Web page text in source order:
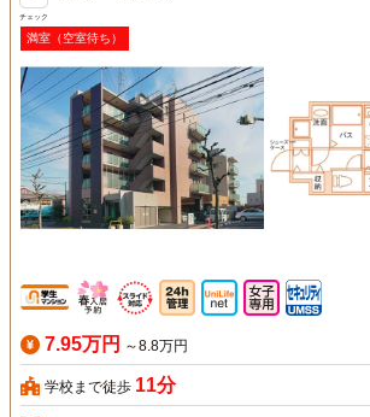
チェック
満室（空室待ち）
7.95万円 ～8.8万円
学校まで徒歩 11分